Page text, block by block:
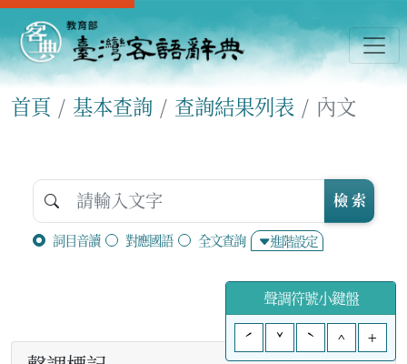
首頁 基本查詢 查詢結果列表 內文
詞目音讀 對應國語 全文查詢 進階設定
檢 索
聲調符號小鍵盤
ˊ
ˇ ˋ ^ +